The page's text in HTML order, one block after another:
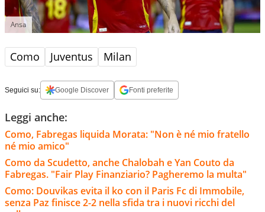
Ansa
Como Juventus Milan
Seguici su: Google Discover Fonti preferite
Leggi anche:
Como, Fabregas liquida Morata: "Non è né mio fratello
né mio amico"
Como da Scudetto, anche Chalobah e Yan Couto da
Fabregas. "Fair Play Finanziario? Pagheremo la multa"
Como: Douvikas evita il ko con il Paris Fc di Immobile,
senza Paz finisce 2-2 nella sfida tra i nuovi ricchi del